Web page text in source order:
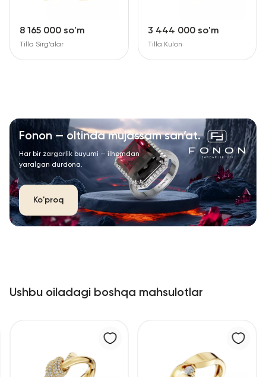
8 165 000 so'm
Tilla Sirg‘alar
3 444 000 so'm
Tilla Kulon
Fonon — oltinda mujassam san’at.
Har bir zargarlik buyumi — ilhomdan
yaralgan durdona.
Ko'proq
Ushbu oiladagi boshqa mahsulotlar